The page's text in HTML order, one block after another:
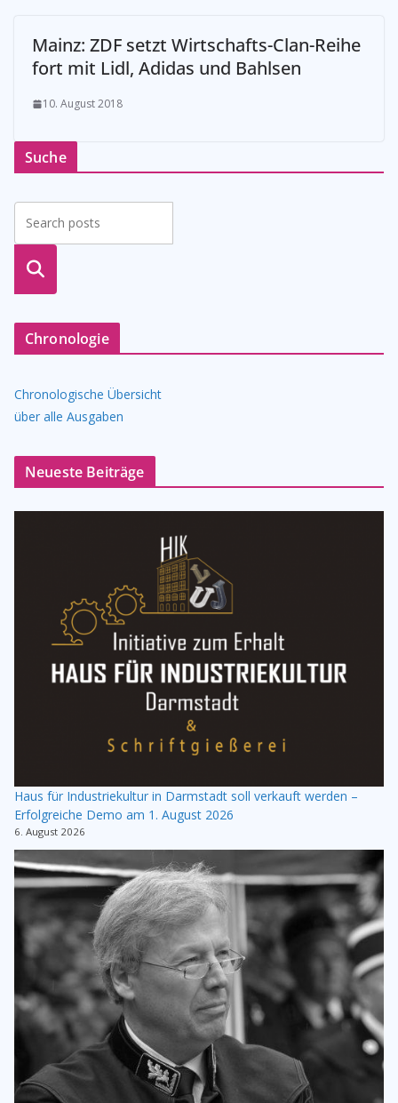
Mainz: ZDF setzt Wirtschafts-Clan-Reihe
fort mit Lidl, Adidas und Bahlsen
10. August 2018
Suche
suche
Chronologie
Chronologische Übersicht
über alle Ausgaben
Neueste Beiträge
Haus für Industriekultur in Darmstadt soll verkauft werden –
Erfolgreiche Demo am 1. August 2026
6. August 2026